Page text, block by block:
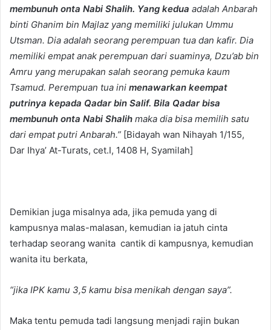
membunuh onta Nabi Shalih. Yang kedua adalah Anbarah
binti Ghanim bin Majlaz yang memiliki julukan Ummu
Utsman. Dia adalah seorang perempuan tua dan kafir. Dia
memiliki empat anak perempuan dari suaminya, Dzu’ab bin
Amru yang merupakan salah seorang pemuka kaum
Tsamud. Perempuan tua ini menawarkan keempat
putrinya kepada Qadar bin Salif. Bila Qadar bisa
membunuh onta Nabi Shalih maka dia bisa memilih satu
dari empat putri Anbarah.” [Bidayah wan Nihayah 1/155,
Dar Ihya’ At-Turats, cet.I, 1408 H, Syamilah]
Demikian juga misalnya ada, jika pemuda yang di
kampusnya malas-malasan, kemudian ia jatuh cinta
terhadap seorang wanita cantik di kampusnya, kemudian
wanita itu berkata,
“jika IPK kamu 3,5 kamu bisa menikah dengan saya”.
Maka tentu pemuda tadi langsung menjadi rajin bukan